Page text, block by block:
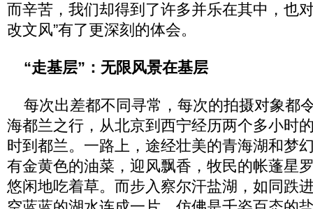
而辛苦，我们却得到了许多并乐在其中，也
改文风”有了更深刻的体会。
“走基层”：无限风景在基层
每次出差都不同寻常，每次的拍摄对象都
海都兰之行，从北京到西宁经历两个多小时
时到都兰。一路上，途经壮美的青海湖和梦
有金黄色的油菜，迎风飘香，牧民的帐蓬星
悠闲地吃着草。而步入察尔汗盐湖，如同跌